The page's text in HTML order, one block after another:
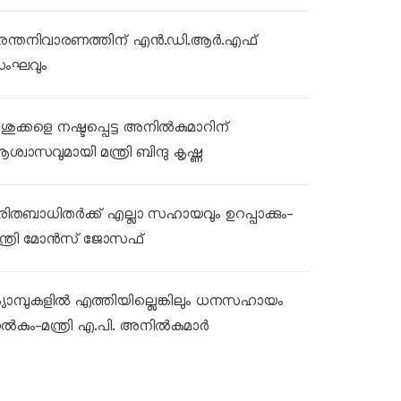
എൻ.ഡി.ആർ.എഫ്
നഷ്ടപ്പെട്ട അനിൽകുമാറിന്
മന്ത്രി ബിന്ദു കൃഷ്ണ
എല്ലാ സഹായവും ഉറപ്പാക്കും-
മോൻസ് ജോസഫ്
എത്തിയില്ലെങ്കിലും ധനസഹായം
മന്ത്രി എ.പി. അനിൽകുമാർ